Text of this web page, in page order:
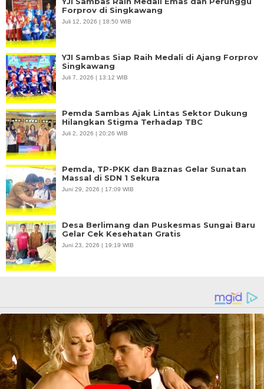
Forprov di Singkawang
Juli 12, 2026 | 18:50 WIB
YJI Sambas Siap Raih Medali di Ajang Forprov
Singkawang
Juli 7, 2026 | 13:12 WIB
Pemda Sambas Ajak Lintas Sektor Dukung
Hilangkan Stigma Terhadap TBC
Juli 2, 2026 | 20:26 WIB
Pemda, TP-PKK dan Baznas Gelar Sunatan
Massal di SDN 1 Sekura
Juni 29, 2026 | 17:09 WIB
Desa Berlimang dan Puskesmas Sungai Baru
Gelar Cek Kesehatan Gratis
Juni 23, 2026 | 19:19 WIB